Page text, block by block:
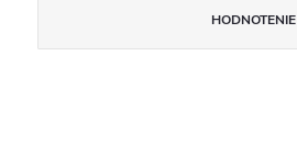
HODNOTENIE